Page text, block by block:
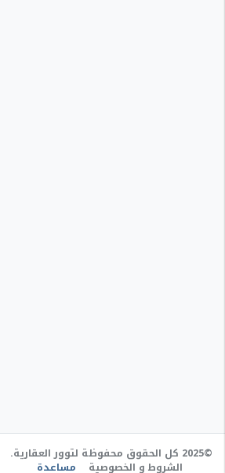
©2025 كل الحقوق محفوظة لتوور العقارية.
الشروط و الخصوصية مساعدة